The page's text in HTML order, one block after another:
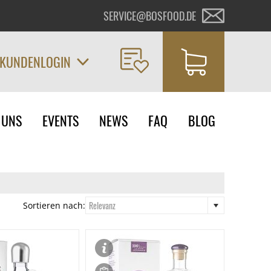
SERVICE@BOSFOOD.DE
KUNDENLOGIN
EVENTS NEWS FAQ BLOG
Sortieren nach: Relevanz